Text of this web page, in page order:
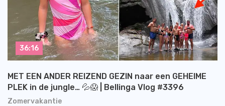
Zomervakantie
MET EEN ANDER REIZEND GEZIN naar een GEHEIME
PLEK in de jungle… 💦😱 | Bellinga Vlog #3396
36:16